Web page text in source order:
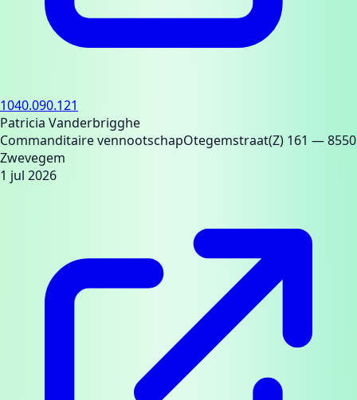
1040.090.121
Patricia Vanderbrigghe
Commanditaire vennootschapOtegemstraat(Z) 161 — 8550
Zwevegem
1 jul 2026